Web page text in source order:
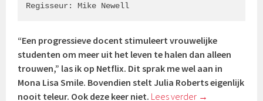
Regisseur: Mike Newell
“Een progressieve docent stimuleert vrouwelijke
studenten om meer uit het leven te halen dan alleen
trouwen,” las ik op Netflix. Dit sprak me wel aan in
Mona Lisa Smile. Bovendien stelt Julia Roberts eigenlijk
nooit teleur. Ook deze keer niet. Lees verder →